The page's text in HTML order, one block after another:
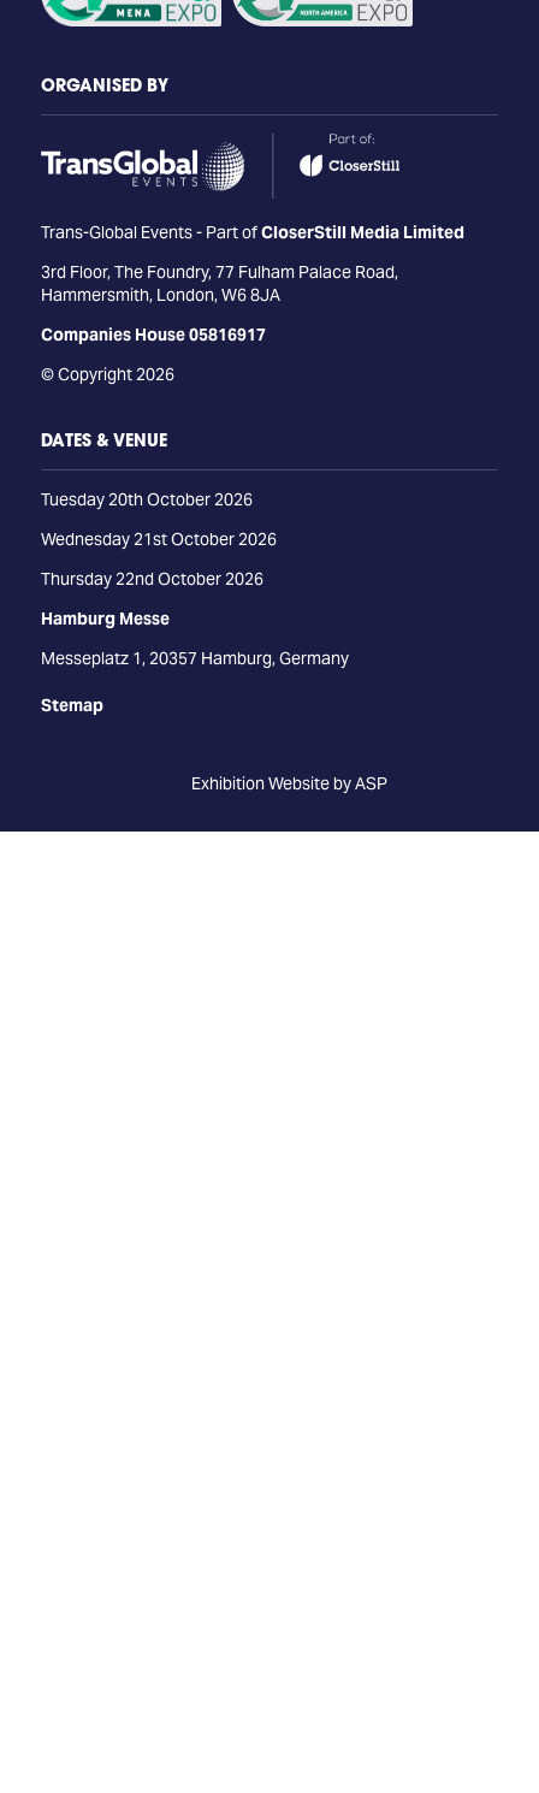
ORGANISED BY
Trans-Global Events - Part ofCloserStill Media Limited
3rd Floor, The Foundry, 77 Fulham Palace Road,
Hammersmith, London, W6 8JA
Companies House 05816917
© Copyright 2026
DATES & VENUE
Tuesday 20th October 2026
Wednesday 21st October 2026
Thursday 22nd October 2026
Hamburg Messe
Messeplatz 1, 20357 Hamburg, Germany
Stemap
Exhibition Website by ASP